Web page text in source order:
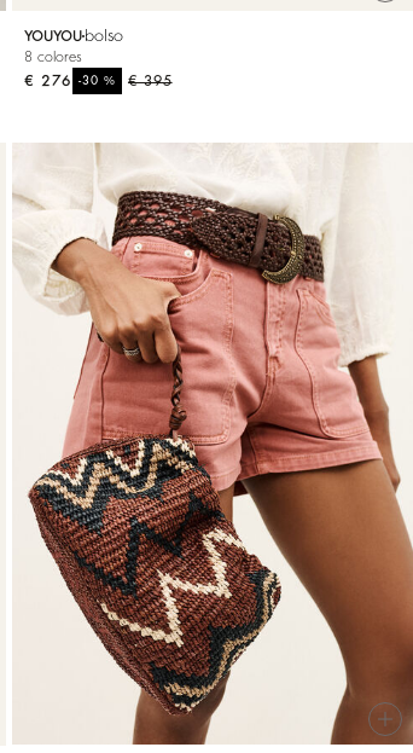
YOUYOUbolso
8 colores
€ 395
-30%
€ 276